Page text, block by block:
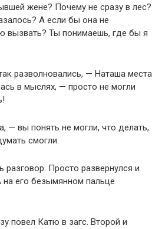
жене? Почему не сразу в лес?
А если бы она не
вызвать? Ты понимаешь, где бы я
разволновались, — Наташа места
в мыслях, — просто не могли
— вы понять не могли, что делать,
смогли.
Просто развернулся и
его безымянном пальце
повел Катю в загс. Второй и